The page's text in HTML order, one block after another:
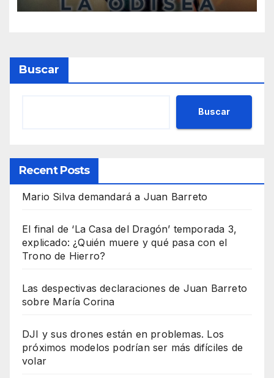
Buscar
Buscar
Recent Posts
Mario Silva demandará a Juan Barreto
El final de ‘La Casa del Dragón’ temporada 3,
explicado: ¿Quién muere y qué pasa con el
Trono de Hierro?
Las despectivas declaraciones de Juan Barreto
sobre María Corina
DJI y sus drones están en problemas. Los
próximos modelos podrían ser más difíciles de
volar